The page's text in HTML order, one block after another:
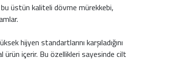
üstün kaliteli dövme mürekkebi,
hijyen standartlarını karşıladığını
ürün içerir. Bu özellikleri sayesinde cilt